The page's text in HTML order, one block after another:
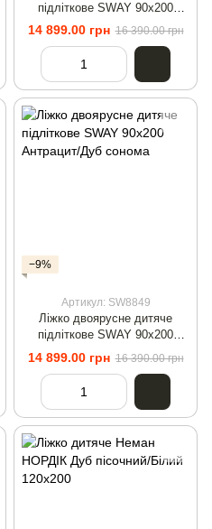
підліткове SWAY 90x200
Білий/Антрацит
14 899.00 грн 16 390.00 грн
−9%
Артикул: SW8849
Ліжко двоярусне дитяче
підліткове SWAY 90x200
Антрацит/Дуб сонома
14 899.00 грн 16 390.00 грн